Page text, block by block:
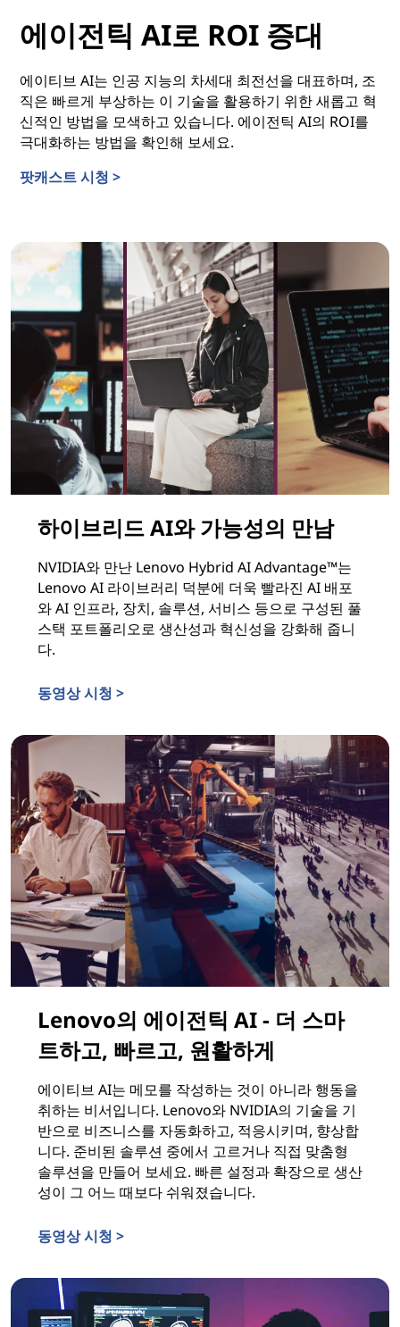
에이전틱 AI로 ROI 증대
에이티브 AI는 인공 지능의 차세대 최전선을 대표하며, 조
직은 빠르게 부상하는 이 기술을 활용하기 위한 새롭고 혁
신적인 방법을 모색하고 있습니다. 에이전틱 AI의 ROI를
극대화하는 방법을 확인해 보세요.
팟캐스트 시청 >
하이브리드 AI와 가능성의 만남
NVIDIA와 만난 Lenovo Hybrid AI Advantage™는
Lenovo AI 라이브러리 덕분에 더욱 빨라진 AI 배포
와 AI 인프라, 장치, 솔루션, 서비스 등으로 구성된 풀
스택 포트폴리오로 생산성과 혁신성을 강화해 줍니
다.
동영상 시청 >
Lenovo의 에이전틱 AI - 더 스마
트하고, 빠르고, 원활하게
에이티브 AI는 메모를 작성하는 것이 아니라 행동을
취하는 비서입니다. Lenovo와 NVIDIA의 기술을 기
반으로 비즈니스를 자동화하고, 적응시키며, 향상합
니다. 준비된 솔루션 중에서 고르거나 직접 맞춤형
솔루션을 만들어 보세요. 빠른 설정과 확장으로 생산
성이 그 어느 때보다 쉬워졌습니다.
동영상 시청 >